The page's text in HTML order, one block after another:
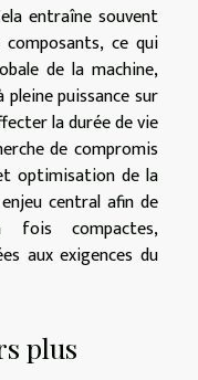
entraîne souvent
ce qui
de la machine,
puissance sur
la durée de vie
de compromis
optimisation de la
central afin de
compactes,
aux exigences du
plus